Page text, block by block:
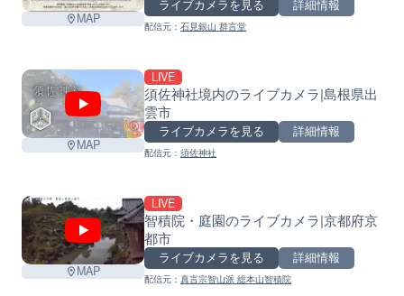
MAP
ライブカメラを見る 詳細情報
配信元： 石見銀山 群言堂
MAP
LIVE
須佐神社境内のライブカメラ|島根県出
雲市
ライブカメラを見る 詳細情報
配信元： 須佐神社
MAP
LIVE
智積院・庭園のライブカメラ|京都府京
都市
ライブカメラを見る 詳細情報
配信元： 真言宗智山派 総本山智積院